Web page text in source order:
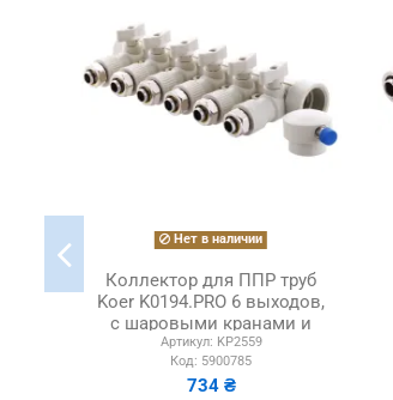
Нет в наличии
Коллектор для ППР труб
Koer K0194.PRO 6 выходов,
с шаровыми кранами и
фитингом
Артикул: KP2559
Код: 5900785
734 ₴